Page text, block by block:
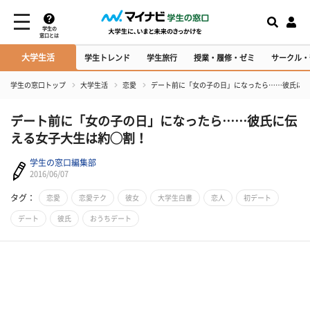
学生の
窓口とは
大学生活 学生トレンド 学生旅行 授業・履修・ゼミ サークル
学生の窓口トップ 大学生活 恋愛 デート前に「女の子の日」になったら……彼氏に
デート前に「女の子の日」になったら……彼氏に伝
える女子大生は約◯割！
学生の窓口編集部
2016/06/07
タグ： 恋愛 恋愛テク 彼女 大学生白書 恋人 初デート
デート 彼氏 おうちデート